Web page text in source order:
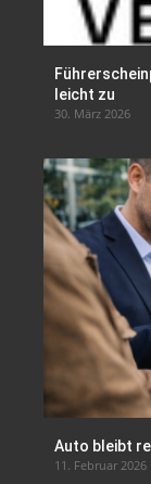
leicht zu
30. März 2026
Auto bleibt
11. Februar 2026